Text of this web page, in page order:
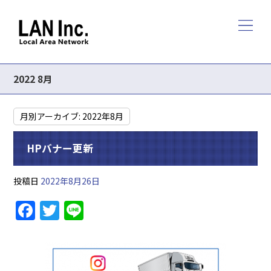
2022 8月
月別アーカイブ: 2022年8月
HPバナー更新
投稿日 2022年8月26日
F
a
T
w
itte